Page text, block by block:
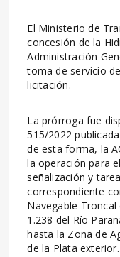
El Ministerio de
concesión de la
Administración
toma de servicio
licitación.
La prórroga fue
515/2022
de esta forma, la
la operación para
señalización y
correspondiente
Navegable
1.238 del Río
hasta la Zona de
de la Plata exterior.